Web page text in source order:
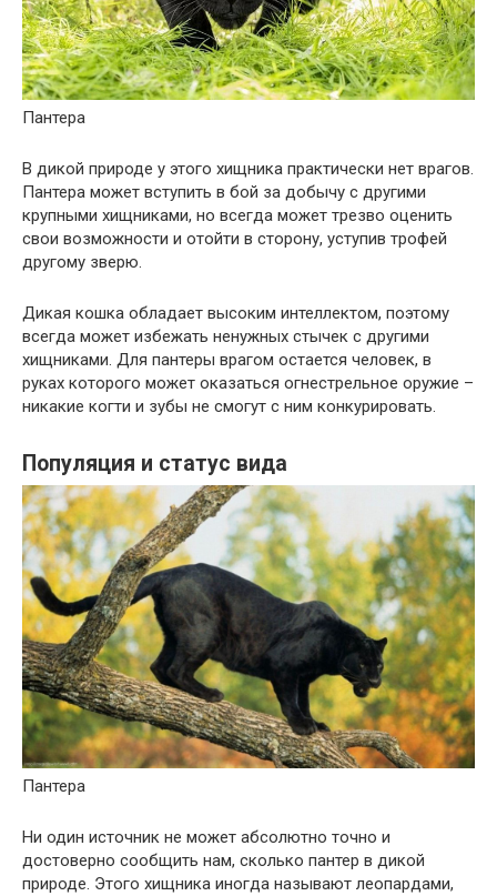
Пантера
В дикой природе у этого хищника практически нет врагов.
Пантера может вступить в бой за добычу с другими
крупными хищниками, но всегда может трезво оценить
свои возможности и отойти в сторону, уступив трофей
другому зверю.
Дикая кошка обладает высоким интеллектом, поэтому
всегда может избежать ненужных стычек с другими
хищниками. Для пантеры врагом остается человек, в
руках которого может оказаться огнестрельное оружие –
никакие когти и зубы не смогут с ним конкурировать.
Популяция и статус вида
Пантера
Ни один источник не может абсолютно точно и
достоверно сообщить нам, сколько пантер в дикой
природе. Этого хищника иногда называют леопардами,